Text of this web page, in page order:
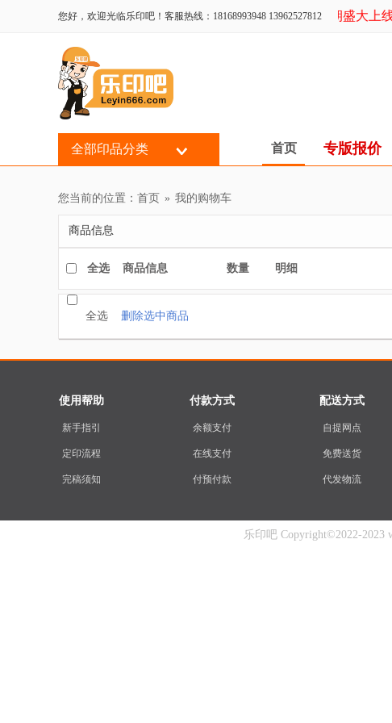
您好，欢迎光临乐印吧！客服热线：18168993948 13962527812乐印吧近期盛大上线
全部印品分类 首页 专版报价
您当前的位置： 首页 » 我的购物车
商品信息
全选 商品信息 数量 明细
全选 删除选中商品
使用帮助
新手指引
定印流程
完稿须知
付款方式
余额支付
在线支付
付预付款
配送方式
自提网点
免费送货
代发物流
乐印吧 Copyright©2022-2023